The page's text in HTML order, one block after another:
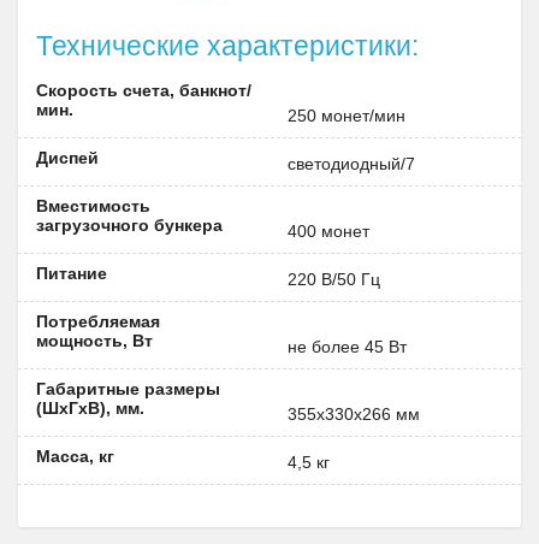
Технические характеристики:
Скорость счета, банкнот/
мин.
250 монет/мин
Диспей светодиодный/7
Вместимость
загрузочного бункера
400 монет
Питание 220 В/50 Гц
Потребляемая
мощность, Вт
не более 45 Вт
Габаритные размеры
(ШxГxВ), мм.
355х330х266 мм
Масса, кг 4,5 кг